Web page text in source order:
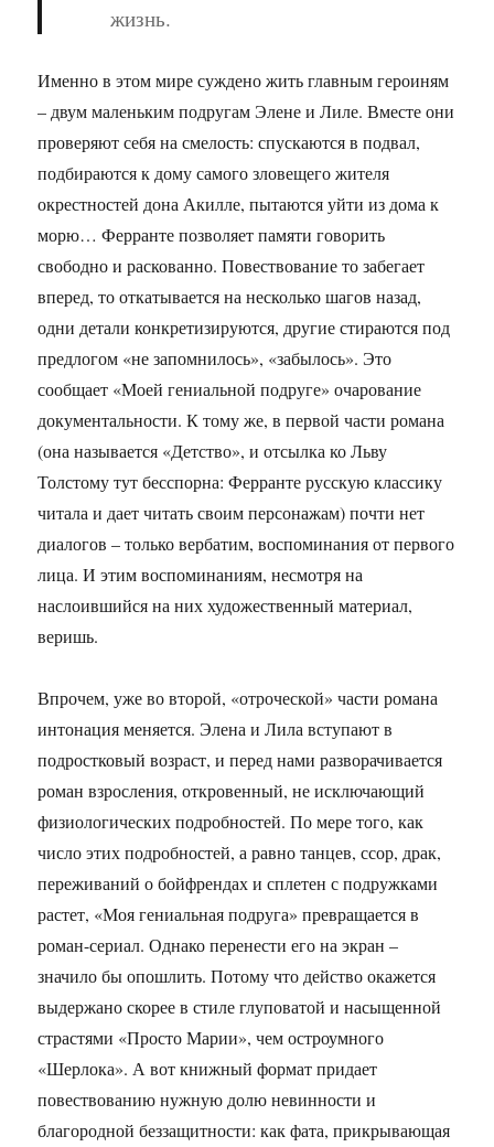
жизнь.
Именно в этом мире суждено жить главным героиням
– двум маленьким подругам Элене и Лиле. Вместе они
проверяют себя на смелость: спускаются в подвал,
подбираются к дому самого зловещего жителя
окрестностей дона Акилле, пытаются уйти из дома к
морю… Ферранте позволяет памяти говорить
свободно и раскованно. Повествование то забегает
вперед, то откатывается на несколько шагов назад,
одни детали конкретизируются, другие стираются под
предлогом «не запомнилось», «забылось». Это
сообщает «Моей гениальной подруге» очарование
документальности. К тому же, в первой части романа
(она называется «Детство», и отсылка ко Льву
Толстому тут бесспорна: Ферранте русскую классику
читала и дает читать своим персонажам) почти нет
диалогов – только вербатим, воспоминания от первого
лица. И этим воспоминаниям, несмотря на
наслоившийся на них художественный материал,
веришь.
Впрочем, уже во второй, «отроческой» части романа
интонация меняется. Элена и Лила вступают в
подростковый возраст, и перед нами разворачивается
роман взросления, откровенный, не исключающий
физиологических подробностей. По мере того, как
число этих подробностей, а равно танцев, ссор, драк,
переживаний о бойфрендах и сплетен с подружками
растет, «Моя гениальная подруга» превращается в
роман-сериал. Однако перенести его на экран –
значило бы опошлить. Потому что действо окажется
выдержано скорее в стиле глуповатой и насыщенной
страстями «Просто Марии», чем остроумного
«Шерлока». А вот книжный формат придает
повествованию нужную долю невинности и
благородной беззащитности: как фата, прикрывающая